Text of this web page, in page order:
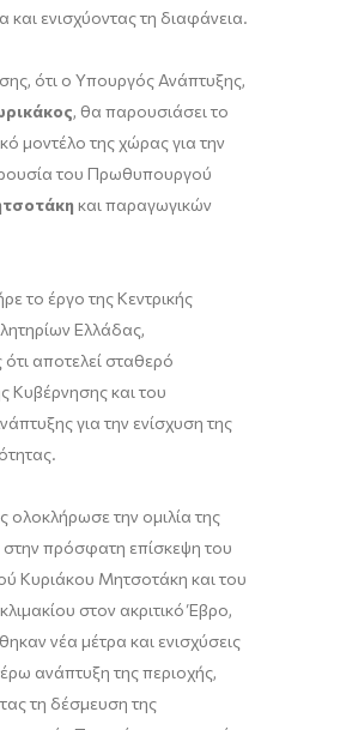
και ενισχύοντας τη διαφάνεια.
ότι ο Υπουργός Ανάπτυξης,
, θα παρουσιάσει το
μοντέλο της χώρας για την
του Πρωθυπουργού
και παραγωγικών
το έργο της Κεντρικής
Ελλάδας,
αποτελεί σταθερό
Κυβέρνησης και του
για την ενίσχυση της
την ομιλία της
πρόσφατη επίσκεψη του
Κυριάκου Μητσοτάκη και του
στον ακριτικό Έβρο,
νέα μέτρα και ενισχύσεις
ανάπτυξη της περιοχής,
τη δέσμευση της